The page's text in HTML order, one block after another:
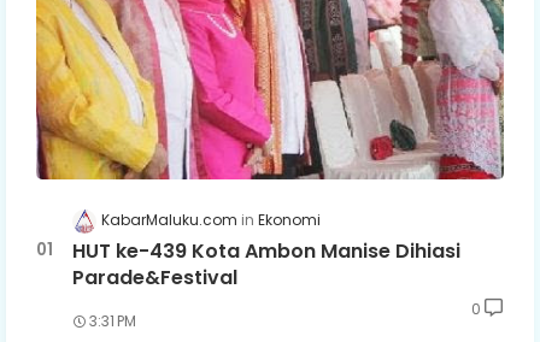
KabarMaluku.com Ekonomi
HUT ke-439 Kota Ambon Manise Dihiasi
Parade&Festival
3:31 PM
0